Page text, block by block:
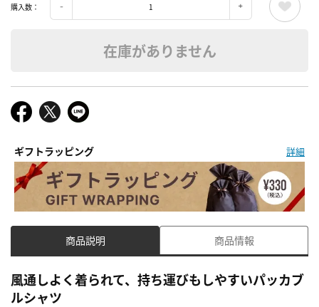
購入数：
在庫がありません
ギフトラッピング 詳細
商品説明 商品情報
風通しよく着られて、持ち運びもしやすいパッカブ
ルシャツ